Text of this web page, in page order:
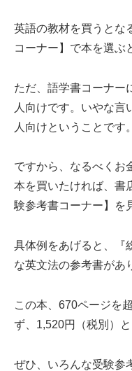
英語の教材を買うとな
コーナー】で本を選ぶ
ただ、語学書コーナー
人向けです。いやな言
人向けということです。
ですから、なるべくお
本を買いたければ、書
験参考書コーナー】を
具体例をあげると、『
な英文法の参考書があ
この本、670ページを
ず、1,520円（税別）
ぜひ、いろんな受験参